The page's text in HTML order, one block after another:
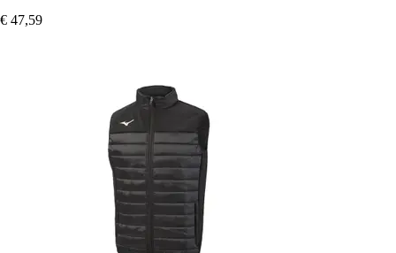
€ 47,59